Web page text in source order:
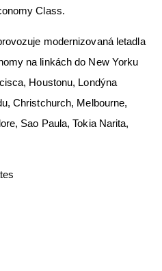
Class.
modernizovaná letadla
na linkách do New Yorku
Houstonu, Londýna
Christchurch, Melbourne,
Sao Paula, Tokia Narita,